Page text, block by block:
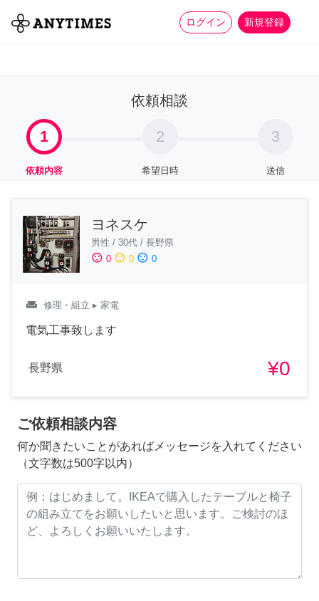
ログイン 新規登録
全て 家事 more_horiz
依頼相談
1
依頼内容
2
希望日時
3
送信
ヨネスケ
男性 / 30代 / 長野県
sentiment_satisfied 0 sentiment_neutral 0 sentiment_dissatisfied 0
weekend 修理・組立 ▸ 家電
電気工事致します
長野県 ¥0
ご依頼相談内容
何か聞きたいことがあればメッセージを入れてください
（文字数は500字以内）